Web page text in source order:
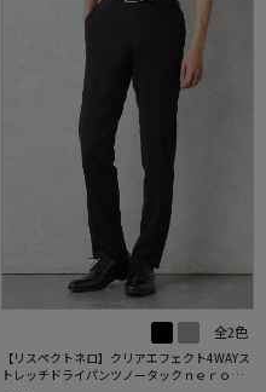
全2色
【リスペクトネロ】クリアエフェクト4WAYス
トレッチドライパンツノータックｎｅｒｏ撥